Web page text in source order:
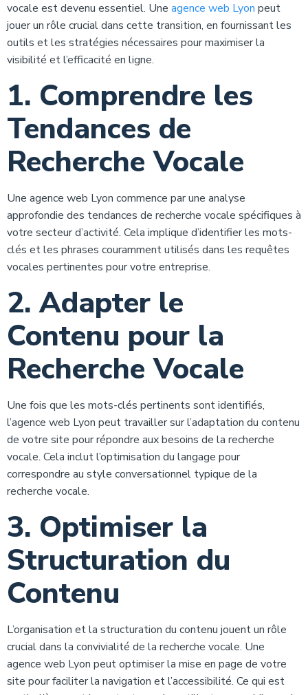
vocale est devenu essentiel. Une agence web Lyon peut
jouer un rôle crucial dans cette transition, en fournissant les
outils et les stratégies nécessaires pour maximiser la
visibilité et l’efficacité en ligne.
1. Comprendre les
Tendances de
Recherche Vocale
Une agence web Lyon commence par une analyse
approfondie des tendances de recherche vocale spécifiques à
votre secteur d’activité. Cela implique d’identifier les mots-
clés et les phrases couramment utilisés dans les requêtes
vocales pertinentes pour votre entreprise.
2. Adapter le
Contenu pour la
Recherche Vocale
Une fois que les mots-clés pertinents sont identifiés,
l’agence web Lyon peut travailler sur l’adaptation du contenu
de votre site pour répondre aux besoins de la recherche
vocale. Cela inclut l’optimisation du langage pour
correspondre au style conversationnel typique de la
recherche vocale.
3. Optimiser la
Structuration du
Contenu
L’organisation et la structuration du contenu jouent un rôle
crucial dans la convivialité de la recherche vocale. Une
agence web Lyon peut optimiser la mise en page de votre
site pour faciliter la navigation et l’accessibilité. Ce qui est